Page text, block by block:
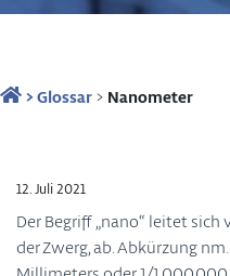
>Glossar> Nanometer
12. Juli 2021
Der Begriff „nano“ leitet
der Zwerg, ab. Abkürzung